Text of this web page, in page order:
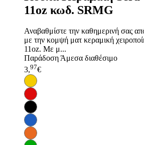
11oz κωδ. SRMG
Αναβαθμίστε την καθημερινή σας
με την κομψή ματ κεραμική
11oz. Με μ...
ΠαράδοσηΆμεσα διαθέσιμο
3,97€